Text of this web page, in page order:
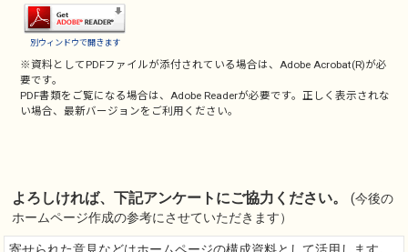
別ウィンドウで開きます
※資料としてPDFファイルが添付されている場合は、Adobe Acrobat(R)が必
要です。
PDF書類をご覧になる場合は、Adobe Readerが必要です。正しく表示されな
い場合、最新バージョンをご利用ください。